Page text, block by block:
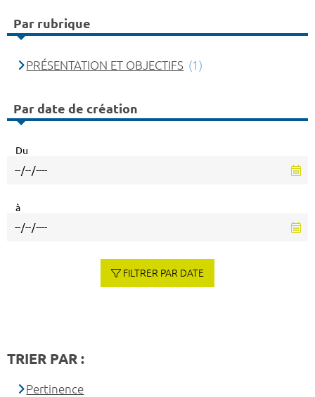
Par rubrique
PRÉSENTATION ET OBJECTIFS (1)
Par date de création
Du
à
FILTRER PAR DATE
TRIER PAR :
Pertinence